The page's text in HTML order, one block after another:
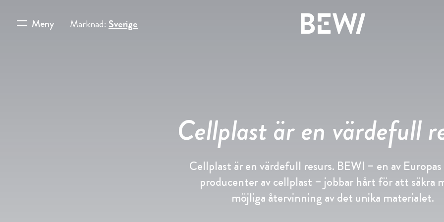
Meny Marknad: Sverige
UPPTÄCK BEWI
Insulation & Construction
Packaging
Rapporter & Presentationer
Finansiering
Bolagsstyrning
Artiklar & Kundcase
Pressmeddelanden
Pressbilder
Compliance
Board & Management
Cellplast är en värdefull
Cellplast är en värdefull resurs. BEWI – en av
producenter av cellplast – jobbar hårt för att säkra
möjliga återvinning av det unika materialet.